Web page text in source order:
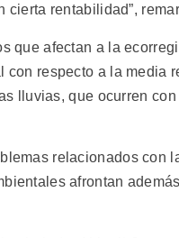
rentabilidad”,
que afectan a la
con respecto a la media
lluvias, que ocurren
relacionados con
afrontan